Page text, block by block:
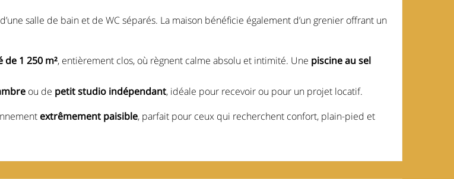
salle de bain et de WC séparés. La maison bénéficie également d’un grenier offrant un
1 250 m², entièrement clos, où règnent calme absolu et intimité. Une piscine au sel
ou de petit studio indépendant, idéale pour recevoir ou pour un projet locatif.
extrêmement paisible, parfait pour ceux qui recherchent confort, plain-pied et